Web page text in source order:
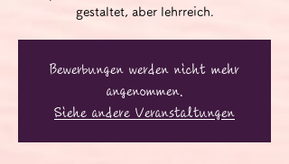
gestaltet, aber lehrreich.
Bewerbungen werden nicht mehr
angenommen.
Siehe andere Veranstaltungen